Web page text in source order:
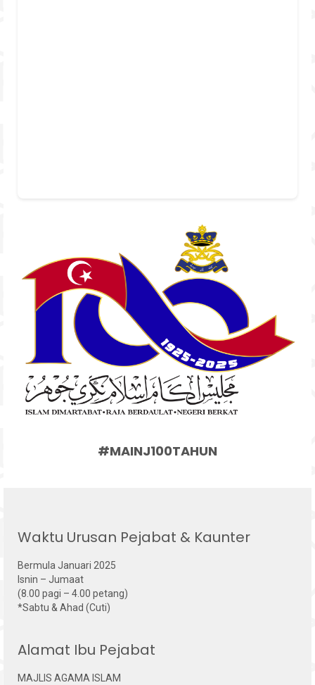
#MAINJ100TAHUN
Waktu Urusan Pejabat & Kaunter
Bermula Januari 2025
Isnin – Jumaat
(8.00 pagi – 4.00 petang)
*Sabtu & Ahad (Cuti)
Alamat Ibu Pejabat
MAJLIS AGAMA ISLAM